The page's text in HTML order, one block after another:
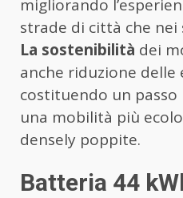
migliorando
strade di città che
La sostenibilità dei
anche riduzione delle
costituendo un
una mobilità più
densely poppite.
Batteria 44